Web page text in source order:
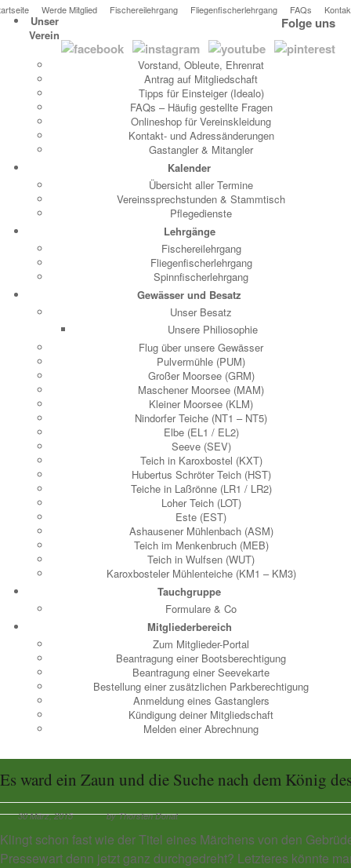
Werde Mitglied Fischereilehrgang Fliegenfischerlehrgang FAQs
Folge uns
Unser
Verein
Vorstand, Obleute, Ehrenrat
Antrag auf Mitgliedschaft
Tipps für Einsteiger (Idealo)
FAQs – Häufig gestellte Fragen
Onlineshop für Vereinskleidung
Kontakt- und Adressänderungen
Gastangler & Mitangler
Kalender
Übersicht aller Termine
Vereinssprechstunden & Stammtisch
Pflegedienste
Lehrgänge
Fischereilehrgang
Fliegenfischerlehrgang
Spinnfischerlehrgang
Gewässer und Besatz
Unser Besatz
Unsere Philiosophie
Flug über unsere Gewässer
Pulvermühle (PUM)
Großer Moorsee (GRM)
Maschener Moorsee (MAM)
Kleiner Moorsee (KLM)
Nindorfer Teiche (NT1 – NT5)
Elbe (EL1 / EL2)
Seeve (SEV)
Teich in Karoxbostel (KXT)
Hubertus Schröter Teich (HST)
Teiche in Laßrönne (LR1 / LR2)
Loher Teich (LOT)
Este (EST)
Ashausener Mühlenbach (ASM)
Teich im Menkenbruch (MEB)
Teich in Wulfsen (WUT)
Karoxbosteler Mühlenteiche (KM1 – KM3)
Tauchgruppe
Formulare & Co
Mitgliederbereich
Zum Mitglieder-Portal
Beantragung einer Bootsberechtigung
Beantragung einer Seevekarte
Bestellung einer zusätzlichen Parkberechtigung
Anmeldung eines Gastanglers
Kündigung deiner Mitgliedschaft
Melden einer Abrechnung
Es ward ein Zaun und die Suche nach dem König
30 März, 2015 by Thorsten Donat
Klingt schon fast wie der Titel eines Märchens von den
Pressewart denn jetzt ganz durchgedreht? Letzteres könnte